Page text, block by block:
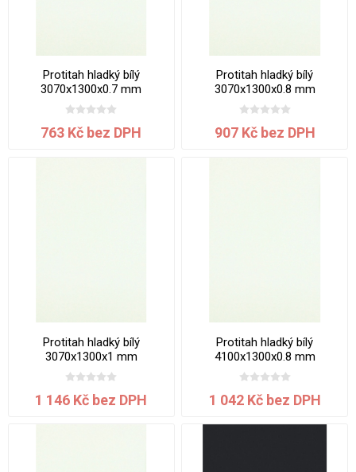
Protitah hladký bílý
3070x1300x0.7 mm
763 Kč bez DPH
Protitah hladký bílý
3070x1300x0.8 mm
907 Kč bez DPH
Protitah hladký bílý
3070x1300x1 mm
1 146 Kč bez DPH
Protitah hladký bílý
4100x1300x0.8 mm
1 042 Kč bez DPH